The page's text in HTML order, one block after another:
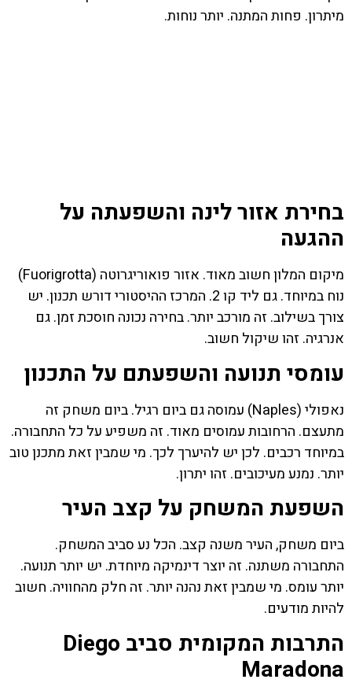
מיתרון. פחות המתנה. יותר נוחות.
בחירת אזור לינה והשפעתה על
ההגעה
מיקום המלון חשוב מאוד. אזור פואוריגרוטה (Fuorigrotta)
נוח במיוחד. גם ליד קו 2. המרכז ההיסטורי דורש תכנון. יש
צורך בשילוב. זה מורכב יותר. בחירה נכונה חוסכת זמן. גם
אנרגיה. זהו שיקול חשוב.
עומסי תנועה והשפעתם על התכנון
נאפולי (Naples) עמוסה גם ביום רגיל. ביום משחק זה
מתעצם. הרחובות עמוסים מאוד. זה משפיע על כל התחבורה.
במיוחד רכבים. לכן יש להיערך לכך. מי שמבין זאת מתכנן טוב
יותר. נמנע מעיכובים. זהו יתרון.
השפעת המשחק על קצב העיר
ביום משחק, העיר משנה קצב. הכל נע סביב המשחק.
התחבורה משתנה. זה יוצר דינמיקה מיוחדת. יש יותר תנועה.
יותר עומס. מי שמבין זאת נהנה יותר. זה חלק מהחוויה. חשוב
להיות מודעים.
התרבות המקומית סביב Diego
Maradona